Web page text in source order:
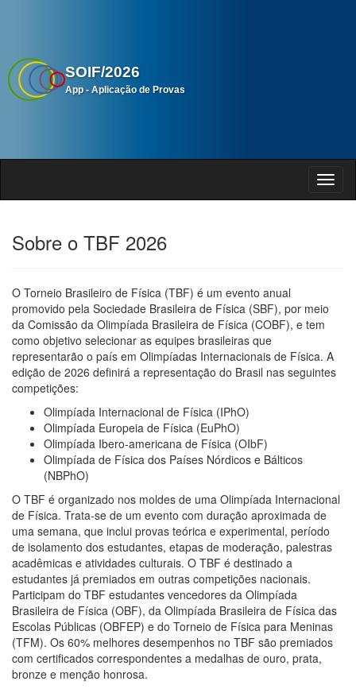
SOIF/2026
App - Aplicação de Provas
Sobre o TBF 2026
O Torneio Brasileiro de Física (TBF) é um evento anual
promovido pela Sociedade Brasileira de Física (SBF), por meio
da Comissão da Olimpíada Brasileira de Física (COBF), e tem
como objetivo selecionar as equipes brasileiras que
representarão o país em Olimpíadas Internacionais de Física. A
edição de 2026 definirá a representação do Brasil nas seguintes
competições:
Olimpíada Internacional de Física (IPhO)
Olimpíada Europeia de Física (EuPhO)
Olimpíada Ibero-americana de Física (OIbF)
Olimpíada de Física dos Países Nórdicos e Bálticos
(NBPhO)
O TBF é organizado nos moldes de uma Olimpíada Internacional
de Física. Trata-se de um evento com duração aproximada de
uma semana, que inclui provas teórica e experimental, período
de isolamento dos estudantes, etapas de moderação, palestras
acadêmicas e atividades culturais. O TBF é destinado a
estudantes já premiados em outras competições nacionais.
Participam do TBF estudantes vencedores da Olimpíada
Brasileira de Física (OBF), da Olimpíada Brasileira de Física das
Escolas Públicas (OBFEP) e do Torneio de Física para Meninas
(TFM). Os 60% melhores desempenhos no TBF são premiados
com certificados correspondentes a medalhas de ouro, prata,
bronze e menção honrosa.